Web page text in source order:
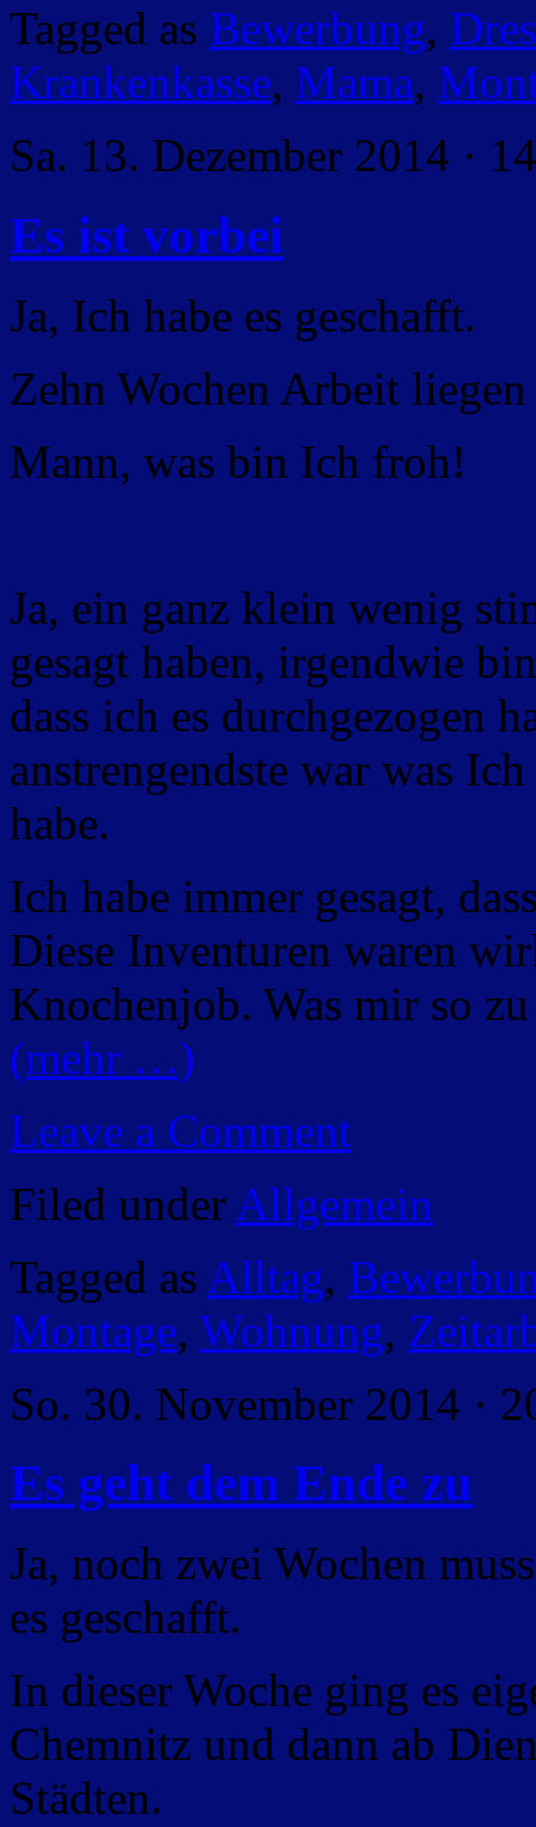
Tagged as Bewerbung,
Krankenkasse, Mama,
Sa. 13. Dezember 2014 ·
Es ist vorbei
Ja, Ich habe es geschafft.
Zehn Wochen Arbeit
Mann, was bin Ich froh!
Ja, ein ganz klein wenig
gesagt haben, irgendwie
dass ich es durchgezogen
anstrengendste war was
habe.
Ich habe immer gesagt,
Diese Inventuren waren
Knochenjob. Was mir so
(mehr …)
Leave a Comment
Filed under Allgemein
Tagged as Alltag,
Montage, Wohnung,
So. 30. November 2014 ·
Es geht dem Ende zu
Ja, noch zwei Wochen
es geschafft.
In dieser Woche ging es
Chemnitz und dann ab
Städten.